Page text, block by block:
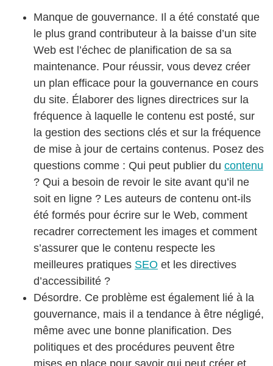
Manque de gouvernance. Il a été constaté que
le plus grand contributeur à la baisse d’un site
Web est l’échec de planification de sa sa
maintenance. Pour réussir, vous devez créer
un plan efficace pour la gouvernance en cours
du site. Élaborer des lignes directrices sur la
fréquence à laquelle le contenu est posté, sur
la gestion des sections clés et sur la fréquence
de mise à jour de certains contenus. Posez des
questions comme : Qui peut publier du contenu
? Qui a besoin de revoir le site avant qu’il ne
soit en ligne ? Les auteurs de contenu ont-ils
été formés pour écrire sur le Web, comment
recadrer correctement les images et comment
s’assurer que le contenu respecte les
meilleures pratiques SEO et les directives
d’accessibilité ?
Désordre. Ce problème est également lié à la
gouvernance, mais il a tendance à être négligé,
même avec une bonne planification. Des
politiques et des procédures peuvent être
mises en place pour savoir qui peut créer et